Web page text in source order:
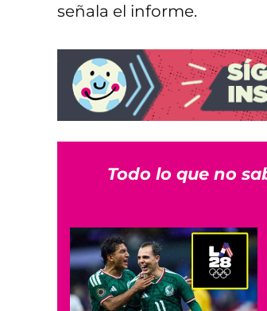
señala el informe.
Todo lo que no